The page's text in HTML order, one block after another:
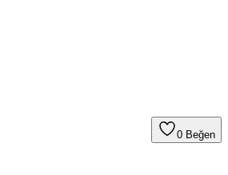
0 Beğen